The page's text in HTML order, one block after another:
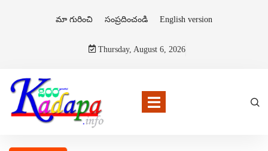
మా గురించి సంప్రదించండి English version
Thursday, August 6, 2026